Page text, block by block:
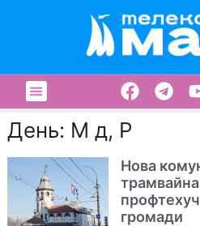
День: М д, Р
Нова
трамвайна
громади